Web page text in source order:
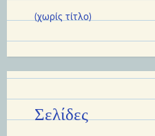
(χωρίς τίτλο)
Σελίδες